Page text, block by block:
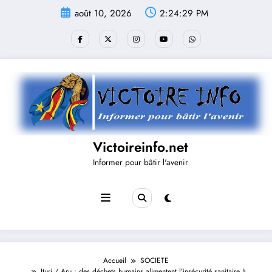
août 10, 2026 2:24:30 PM
Victoireinfo.net
Informer pour bâtir l'avenir
Accueil
SOCIETE